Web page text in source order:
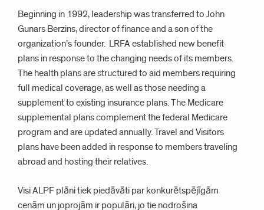
Beginning in 1992, leadership was transferred to John
Gunars Berzins, director of finance and a son of the
organization’s founder. LRFA established new benefit
plans in response to the changing needs of its members.
The health plans are structured to aid members requiring
full medical coverage, as well as those needing a
supplement to existing insurance plans. The Medicare
supplemental plans complement the federal Medicare
program and are updated annually. Travel and Visitors
plans have been added in response to members traveling
abroad and hosting their relatives.
Visi ALPF plāni tiek piedāvāti par konkurētspējīgām
cenām un joprojām ir populāri, jo tie nodrošina